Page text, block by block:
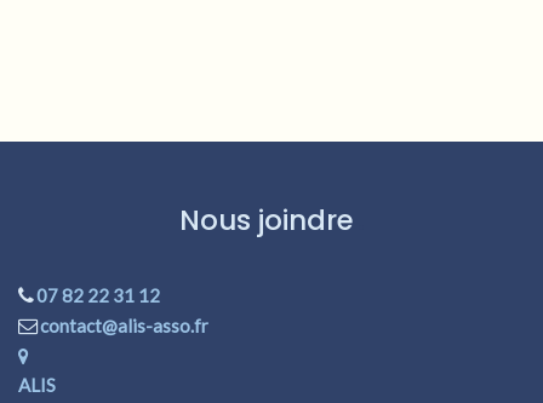
Nous joindre
07 82 22 31 12
contact@alis-asso.fr
ALIS